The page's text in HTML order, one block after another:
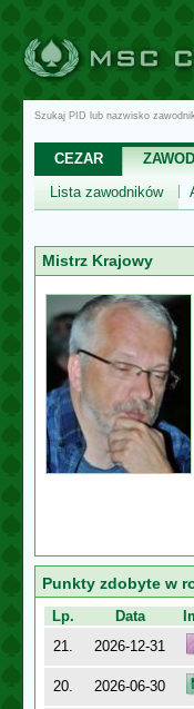
Szukaj PID lub nazwisko
CEZAR
Lista zawodników
Mistrz Krajowy
Punkty zdobyte w
Lp.
Data
21.
2026-12-31
20.
2026-06-30